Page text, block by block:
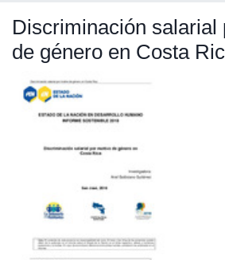
Discriminación salarial
de género en Costa